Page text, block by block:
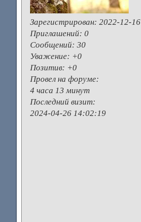
Зарегистрирован: 2022-12-16
Приглашений: 0
Сообщений: 30
Уважение: +0
Позитив: +0
Провел на форуме:
4 часа 13 минут
Последний визит:
2024-04-26 14:02:19